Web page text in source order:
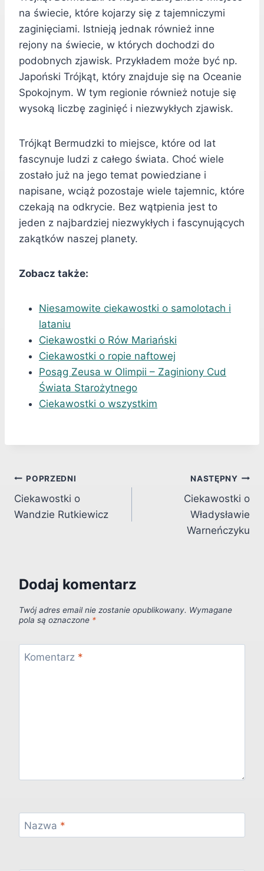
na świecie, które kojarzy się z tajemniczymi
zaginięciami. Istnieją jednak również inne
rejony na świecie, w których dochodzi do
podobnych zjawisk. Przykładem może być np.
Japoński Trójkąt, który znajduje się na Oceanie
Spokojnym. W tym regionie również notuje się
wysoką liczbę zaginięć i niezwykłych zjawisk.
Trójkąt Bermudzki to miejsce, które od lat
fascynuje ludzi z całego świata. Choć wiele
zostało już na jego temat powiedziane i
napisane, wciąż pozostaje wiele tajemnic, które
czekają na odkrycie. Bez wątpienia jest to
jeden z najbardziej niezwykłych i fascynujących
zakątków naszej planety.
Zobacz także:
Niesamowite ciekawostki o samolotach i
lataniu
Ciekawostki o Rów Mariański
Ciekawostki o ropie naftowej
Posąg Zeusa w Olimpii – Zaginiony Cud
Świata Starożytnego
Ciekawostki o wszystkim
Nawigacja
wpisu
POPRZEDNI
Ciekawostki o
Wandzie Rutkiewicz
NASTĘPNY
Ciekawostki o
Władysławie
Warneńczyku
Dodaj komentarz
Twój adres email nie zostanie opublikowany. Wymagane
pola są oznaczone *
Komentarz *
Nazwa *